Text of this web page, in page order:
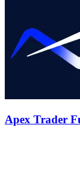
Apex Trader